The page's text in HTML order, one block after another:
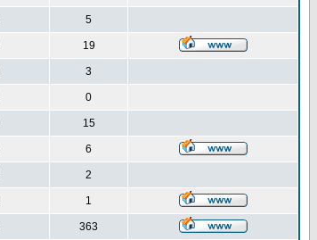
5
19
3
0
15
6
2
1
363